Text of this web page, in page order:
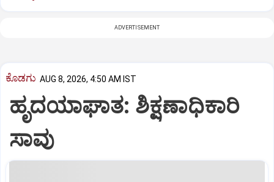
ADVERTISEMENT
ಕೊಡಗು AUG 8, 2026, 4:50 AM IST
ಹೃದಯಾಘಾತ: ಶಿಕ್ಷಣಾಧಿಕಾರಿ
ಸಾವು